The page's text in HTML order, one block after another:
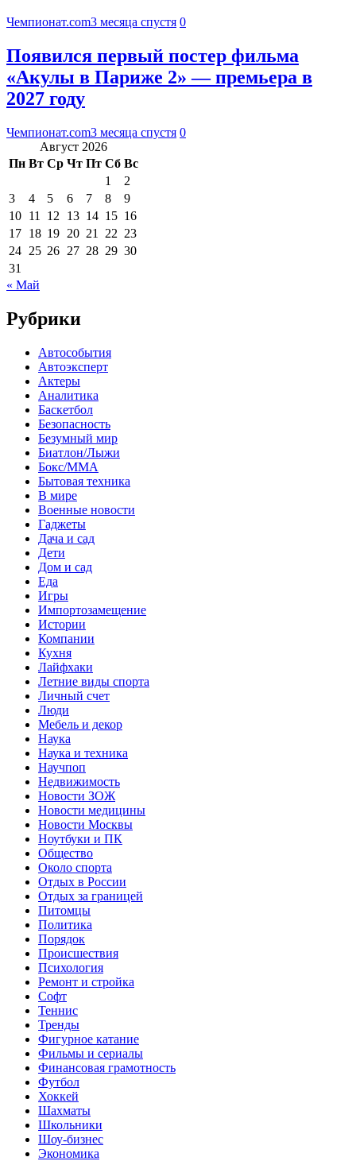
Чемпионат.com3 месяца спустя 0
Появился первый постер фильма
«Акулы в Париже 2» — премьера в
2027 году
Чемпионат.com3 месяца спустя 0
Август 2026
Пн Вт Ср Чт Пт Сб Вс
1
2
3
4 5 6 7 8
9
10 11 12 13 14 15 16
17 18 19 20 21 22 23
24 25 26 27 28 29 30
31
« Май
Рубрики
Автособытия
Автоэксперт
Актеры
Аналитика
Баскетбол
Безопасность
Безумный мир
Биатлон/Лыжи
Бокс/MMA
Бытовая техника
В мире
Военные новости
Гаджеты
Дача и сад
Дети
Дом и сад
Еда
Игры
Импортозамещение
Истории
Компании
Кухня
Лайфхаки
Летние виды спорта
Личный счет
Люди
Мебель и декор
Наука
Наука и техника
Научпоп
Недвижимость
Новости ЗОЖ
Новости медицины
Новости Москвы
Ноутбуки и ПК
Общество
Около спорта
Отдых в России
Отдых за границей
Питомцы
Политика
Порядок
Происшествия
Психология
Ремонт и стройка
Софт
Теннис
Тренды
Фигурное катание
Фильмы и сериалы
Финансовая грамотность
Футбол
Хоккей
Шахматы
Школьники
Шоу-бизнес
Экономика